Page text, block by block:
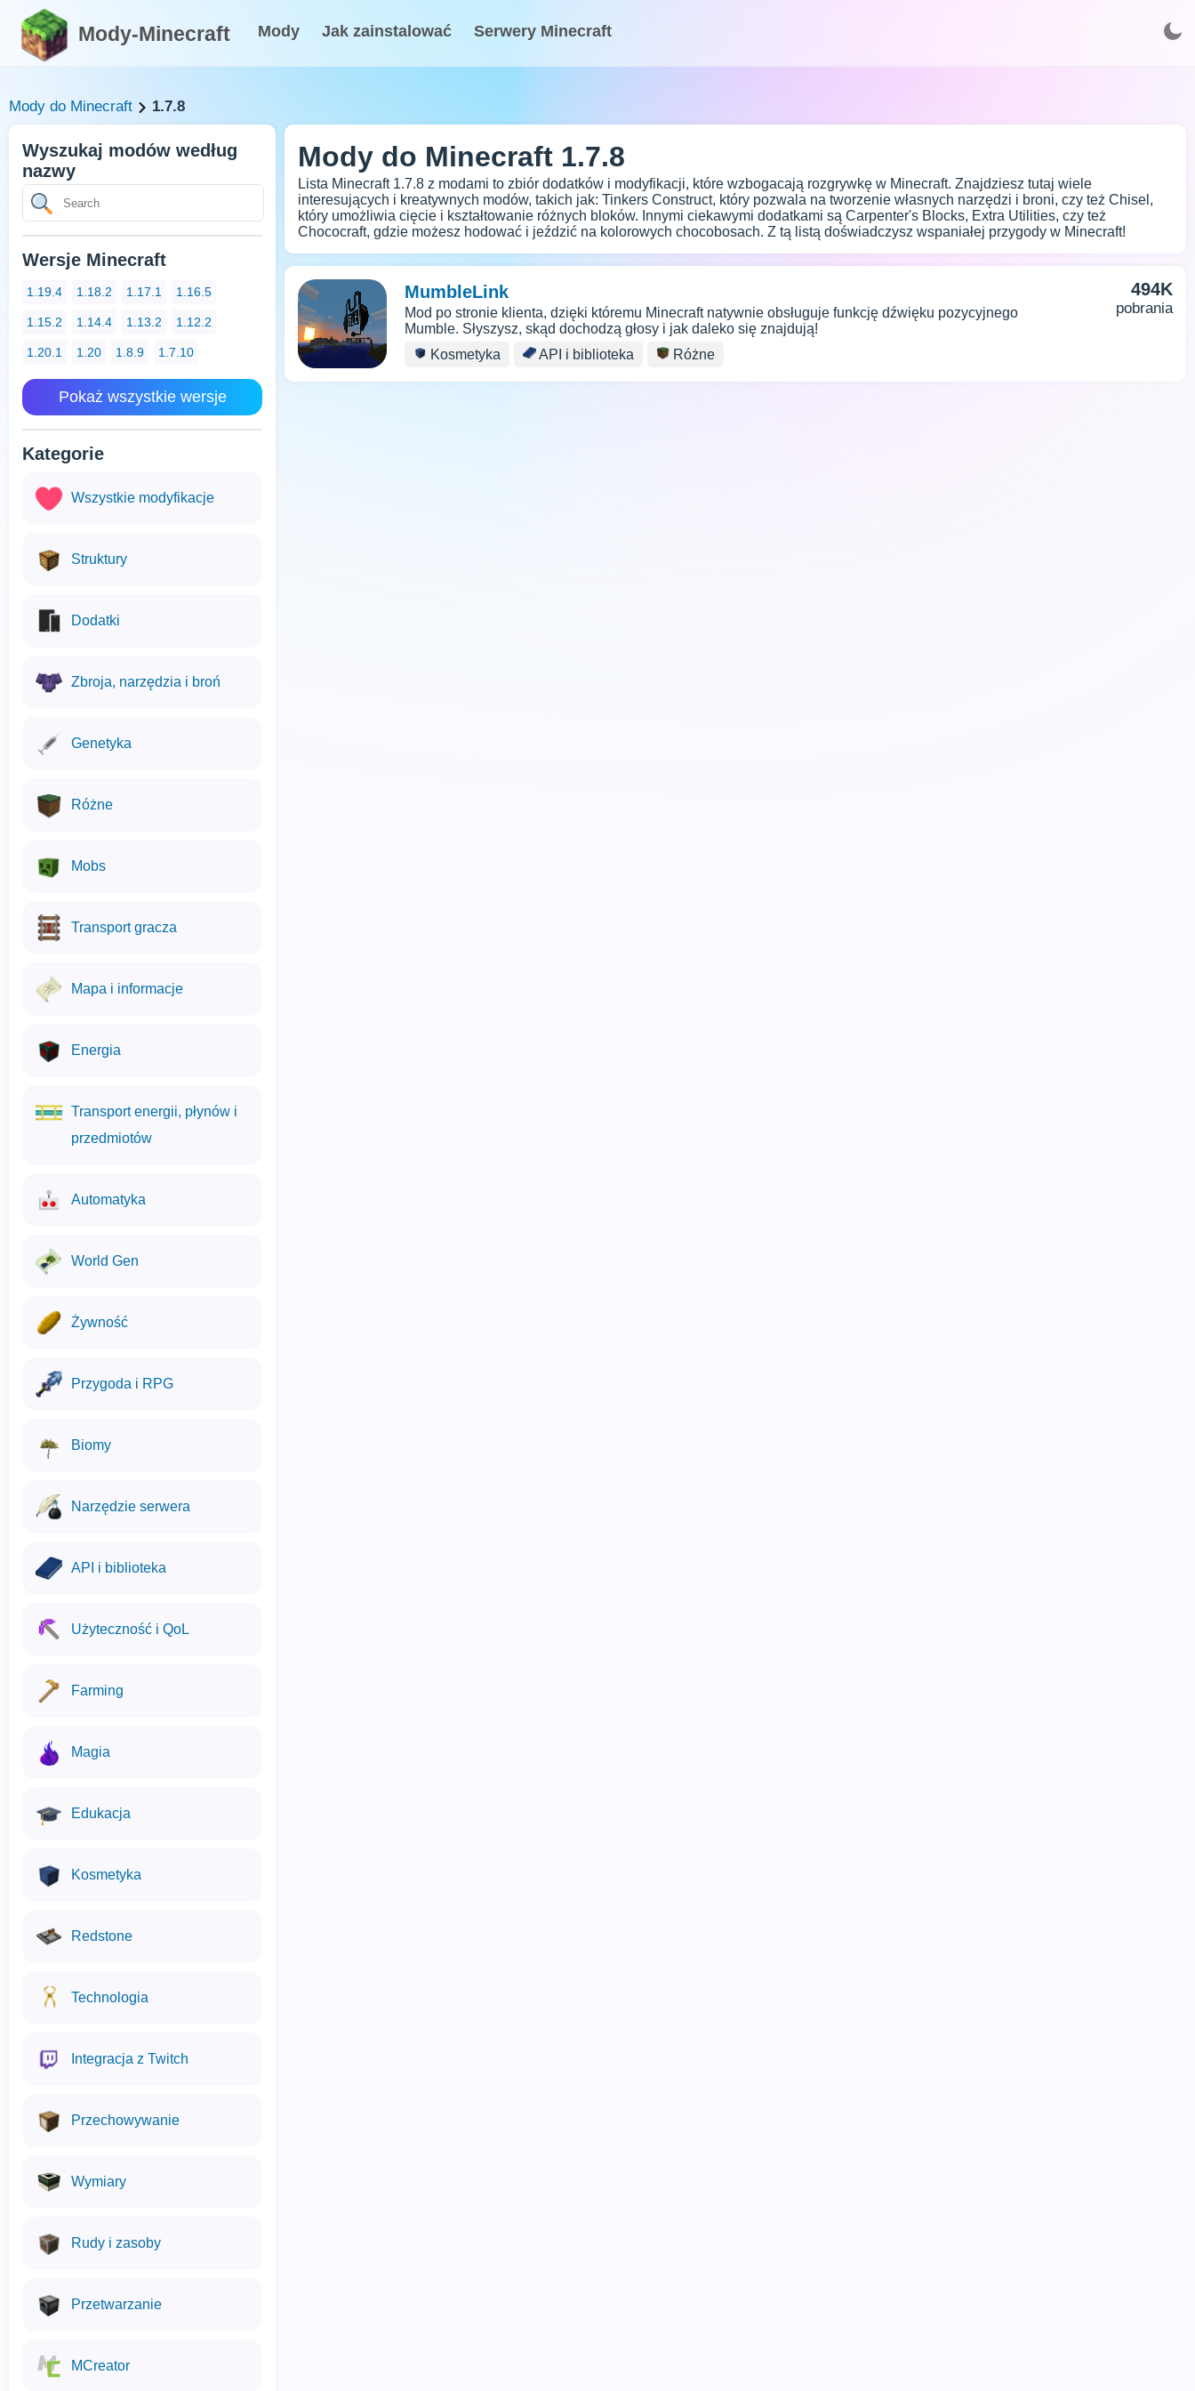
Mody-Minecraft Mody Jak zainstalować Serwery Minecraft
Mody do Minecraft 1.7.8
Wyszukaj modów według
nazwy
Wersje Minecraft
1.19.4 1.18.2 1.17.1 1.16.5
1.15.2 1.14.4 1.13.2 1.12.2
1.20.1 1.20 1.8.9 1.7.10
Pokaż wszystkie wersje
Kategorie
Wszystkie modyfikacje
Struktury
Dodatki
Zbroja, narzędzia i broń
Genetyka
Różne
Mobs
Transport gracza
Mapa i informacje
Energia
Transport energii, płynów i
przedmiotów
Automatyka
World Gen
Żywność
Przygoda i RPG
Biomy
Narzędzie serwera
API i biblioteka
Użyteczność i QoL
Farming
Magia
Edukacja
Kosmetyka
Redstone
Technologia
Integracja z Twitch
Przechowywanie
Wymiary
Rudy i zasoby
Przetwarzanie
MCreator
Mody do Minecraft 1.7.8
Lista Minecraft 1.7.8 z modami to zbiór dodatków i modyfikacji, które wzbogacają rozgrywkę w Minecraft. Znajdziesz tutaj wiele
interesujących i kreatywnych modów, takich jak: Tinkers Construct, który pozwala na tworzenie własnych narzędzi i broni, czy też Chisel,
który umożliwia cięcie i kształtowanie różnych bloków. Innymi ciekawymi dodatkami są Carpenter's Blocks, Extra Utilities, czy też
Chococraft, gdzie możesz hodować i jeździć na kolorowych chocobosach. Z tą listą doświadczysz wspaniałej przygody w Minecraft!
MumbleLink
Mod po stronie klienta, dzięki któremu Minecraft natywnie obsługuje funkcję dźwięku pozycyjnego
Mumble. Słyszysz, skąd dochodzą głosy i jak daleko się znajdują!
Kosmetyka
API i biblioteka Różne
494K
pobrania